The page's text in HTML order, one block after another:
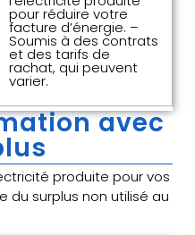
pour réduire votre
facture d’énergie. –
Soumis à des contrats
et des tarifs de
rachat, qui peuvent
varier.
avec
produite pour vos
du surplus non utilisé au